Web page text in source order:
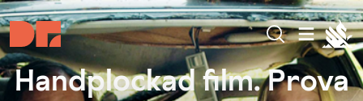
Handplockad film. Prova